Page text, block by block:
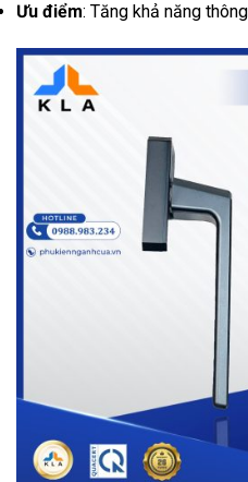
Ưu điểm: Tăng khả năng